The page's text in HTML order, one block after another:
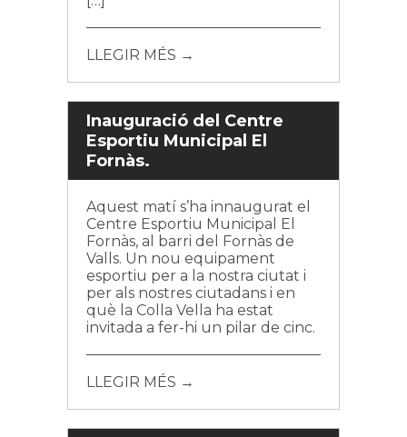
LLEGIR MÉS →
Inauguració del Centre
Esportiu Municipal El
Fornàs.
Aquest matí s’ha innaugurat el
Centre Esportiu Municipal El
Fornàs, al barri del Fornàs de
Valls. Un nou equipament
esportiu per a la nostra ciutat i
per als nostres ciutadans i en
què la Colla Vella ha estat
invitada a fer-hi un pilar de cinc.
LLEGIR MÉS →